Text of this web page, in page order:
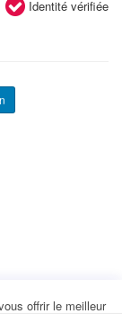
Identité vérifiée
offrir le meilleur